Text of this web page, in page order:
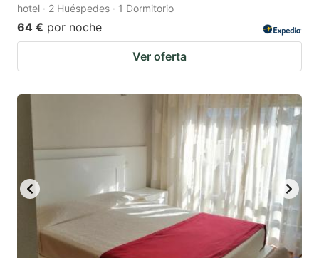
hotel · 2 Huéspedes · 1 Dormitorio
64 € por noche
Ver oferta